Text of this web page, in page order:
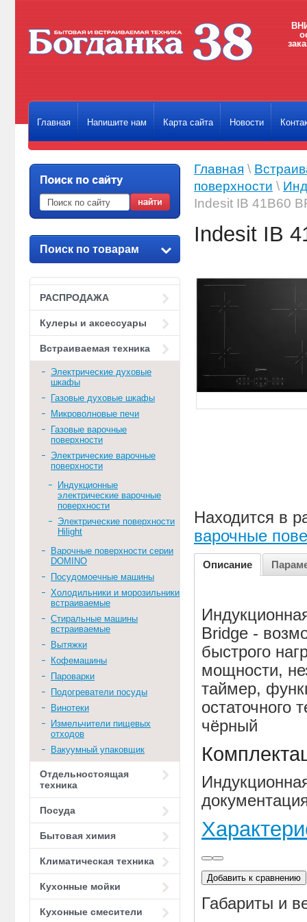
Главная Напишите нам Карта сайта Новости
Поиск по товарам
РАСПРОДАЖА
Кулеры и аксессуары
Встраиваемая техника
Электрические духовые
шкафы
Газовые духовые шкафы
Микроволновые печи
Газовые варочные
поверхности
Электрические варочные
поверхности
Индукционные
электрические варочные
поверхности
Электрические поверхности
Hilight
Варочные поверхности серии
DOMINO
Посудомоечные машины
Холодильники и морозильники
встраиваемые
Стиральные машины
встраиваемые
Вытяжки
Кофемашины
Пароварки
Подогреватели посуды
Винотеки
Измельчители пищевых
отходов
Вакуумный упаковщик
Отдельностоящая
техника
Посуда
Бытовая химия
Климатическая техника
Кухонные мойки
Кухонные смесители
Главная \
поверхности \
Indesit IB 41B60
Indesit IB
Находится в
варочные
Описание
Bridge -
быстрого
мощности,
таймер,
остаточного
чёрный
Добавить к сравнению
Габариты и